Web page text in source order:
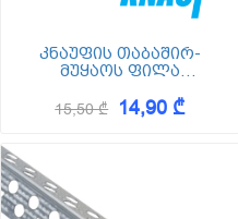
კნაუფის თაბაშირ-
მუყაოს ფილა
2500*1200*12.5
15,50 ₾ 14,90 ₾